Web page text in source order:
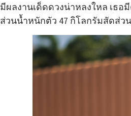
มีผลงานเด็ดดวงน่าหลงใหล เธอ
ส่วนน้ำหนักตัว 47 กิโลกรัมสัดส่วน